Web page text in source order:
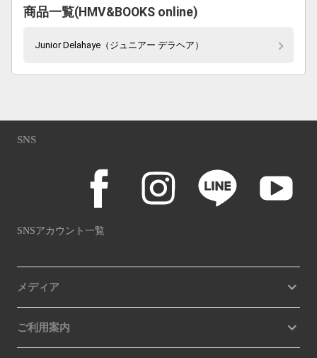
商品一覧(HMV&BOOKS online)
Junior Delahaye（ジュニアー デラヘア）
SNS
SNSアカウント一覧
メディア
ご利用案内